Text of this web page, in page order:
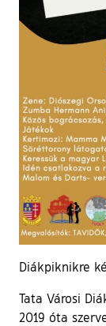
Diákpiknikre
Tata Városi
2019 óta